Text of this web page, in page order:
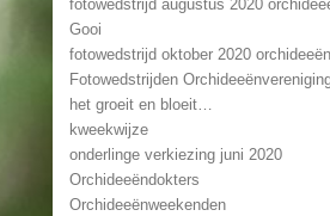
fotowedstrijd augustus 2020
Gooi
fotowedstrijd oktober 2020
Fotowedstrijden
het groeit en bloeit…
kweekwijze
onderlinge verkiezing juni 2020
Orchideeëndokters
Orchideeënweekenden